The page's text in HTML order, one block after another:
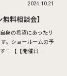
料相談会】
身の希望にあったリ
。ショールームの予
！ 【【開催日
要時間 […]
2024.10.21